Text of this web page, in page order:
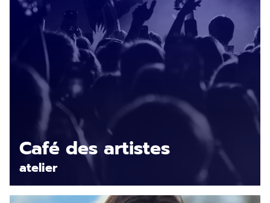
Café des artistes
atelier
En savoir plus